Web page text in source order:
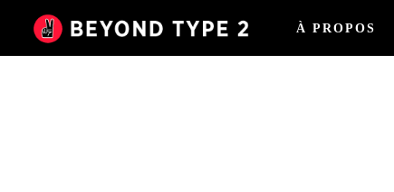
À PROPOS